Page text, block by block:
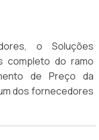
o Soluções
completo do ramo
de Preço da
dos fornecedores